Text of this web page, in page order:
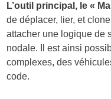
L’outil principal, le «
de déplacer, lier, et
attacher une logique de
nodale. Il est ainsi
complexes, des
code.